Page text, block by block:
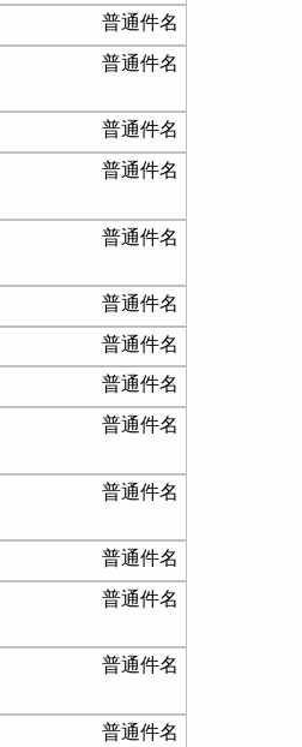
普通件名
普通件名
普通件名
普通件名
普通件名
普通件名
普通件名
普通件名
普通件名
普通件名
普通件名
普通件名
普通件名
普通件名